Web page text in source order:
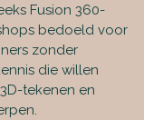
Fusion 360-
bedoeld voor
zonder
die willen
tekenen en